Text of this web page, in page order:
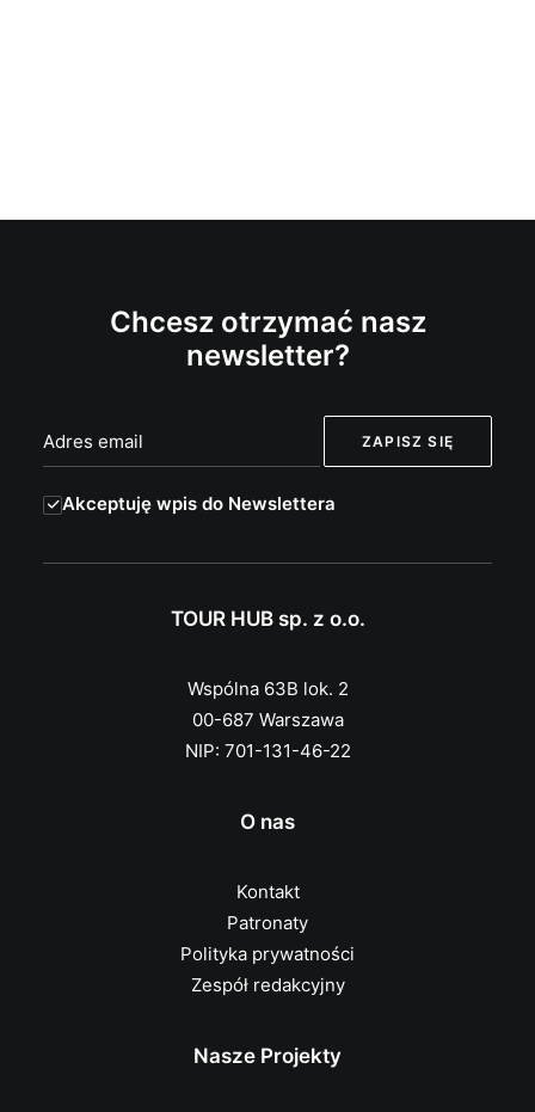
Chcesz otrzymać nasz
newsletter?
Akceptuję wpis do Newslettera
TOUR HUB sp. z o.o.
Wspólna 63B lok. 2
00-687 Warszawa
NIP: 701-131-46-22
O nas
Kontakt
Patronaty
Polityka prywatności
Zespół redakcyjny
Nasze Projekty